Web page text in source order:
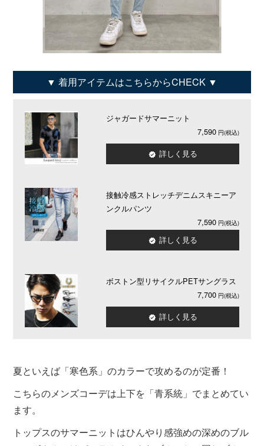
着用アイテムはこちらからCHECK
ジャガードサマーニット
7,590
詳しく見る
接触冷感ストレッチデニムスキニーア
ンクルパンツ
7,590
詳しく見る
ボストン型リサイクルPETサングラス
7,700
詳しく見る
夏といえば「寒色系」のカラーで攻めるのが定番！
こちらのメンズコーデは上下を「青系統」でまとめてい
ます。
トップスのサマーニットはひんやり感強めの深めのブル